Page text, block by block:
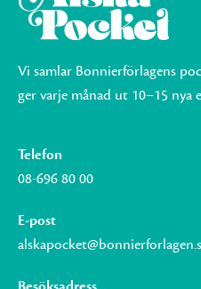
Vi samlar Bonnierförlagens
ger varje månad ut 10–15 nya
Telefon
08-696 80 00
E-post